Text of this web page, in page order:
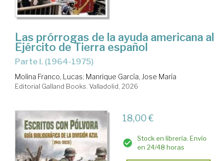
Las prórrogas de la ayuda americana al
Ejército de Tierra español
Parte I. (1964-1975)
Molina Franco, Lucas; Manrique García, Jose María
Editorial Galland Books. Valladolid, 2026
18,00 €
Stock en librería. Envío
en 24/48 horas